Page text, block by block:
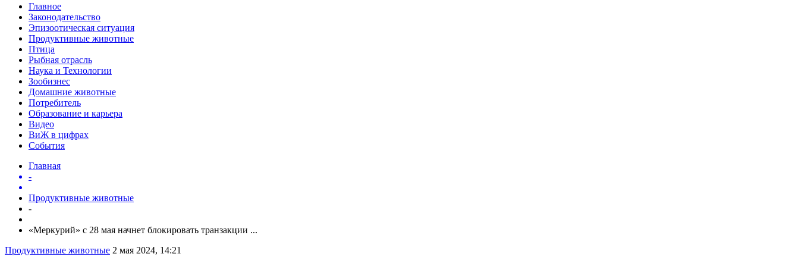
Главное
Законодательство
Эпизоотическая ситуация
Продуктивные животные
Птица
Рыбная отрасль
Наука и Технологии
Зообизнес
Домашние животные
Потребитель
Образование и карьера
Видео
ВиЖ в цифрах
События
Главная
-
Продуктивные животные
-
«Меркурий» с 28 мая начнет блокировать транзакции ...
Продуктивные животные 2 мая 2024, 14:21